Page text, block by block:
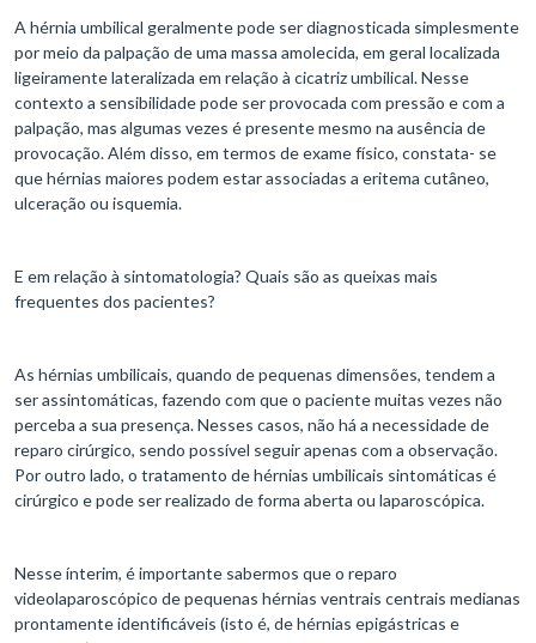
A hérnia umbilical geralmente pode ser diagnosticada simplesmente
por meio da palpação de uma massa amolecida, em geral localizada
ligeiramente lateralizada em relação à cicatriz umbilical. Nesse
contexto a sensibilidade pode ser provocada com pressão e com a
palpação, mas algumas vezes é presente mesmo na ausência de
provocação. Além disso, em termos de exame físico, constata- se
que hérnias maiores podem estar associadas a eritema cutâneo,
ulceração ou isquemia.
E em relação à sintomatologia? Quais são as queixas mais
frequentes dos pacientes?
As hérnias umbilicais, quando de pequenas dimensões, tendem a
ser assintomáticas, fazendo com que o paciente muitas vezes não
perceba a sua presença. Nesses casos, não há a necessidade de
reparo cirúrgico, sendo possível seguir apenas com a observação.
Por outro lado, o tratamento de hérnias umbilicais sintomáticas é
cirúrgico e pode ser realizado de forma aberta ou laparoscópica.
Nesse ínterim, é importante sabermos que o reparo
videolaparoscópico de pequenas hérnias ventrais centrais medianas
prontamente identificáveis ​​(isto é, de hérnias epigástricas e